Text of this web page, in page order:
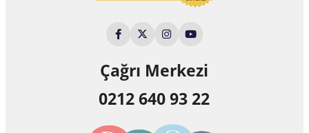
Çağrı Merkezi
0212 640 93 22